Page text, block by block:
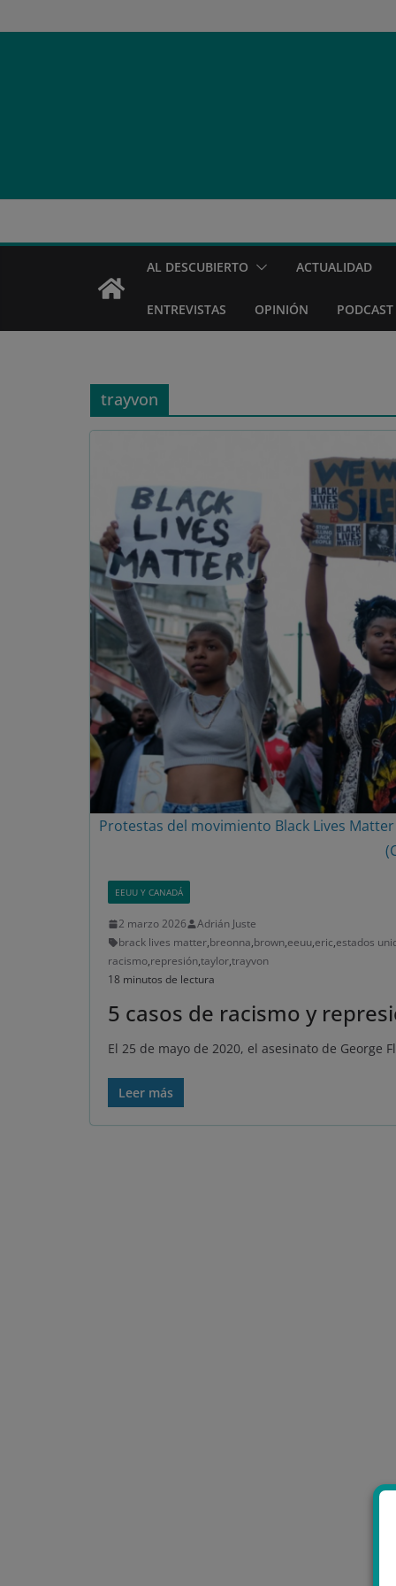
al
AL DESCUBIERTO ACTUALIDAD
ENTREVISTAS OPINIÓN PODCAST
trayvon
Protestas del movimiento Black Lives
EEUU Y CANADÁ
2 marzo 2026
Adrián Juste
brack lives matter,breonna,brown,eeuu,eric,estados
racismo,represión,taylor,trayvon
18 minutos de lectura
5 casos de racismo y
El 25 de mayo de 2020, el asesinato de
Leer más